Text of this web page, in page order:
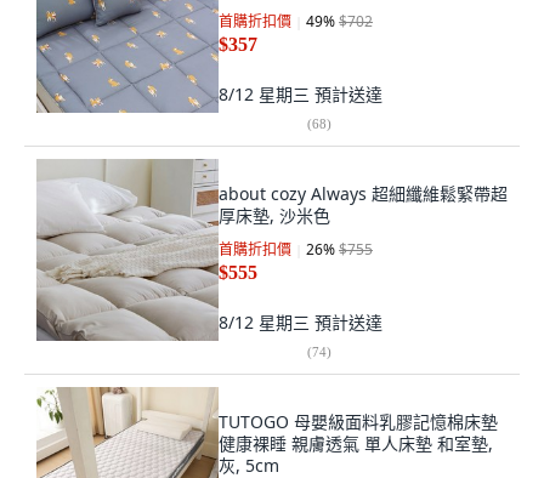
首購折扣價 49%$702
$357
8/12 星期三 預計送達
(68)
about cozy Always 超細纖維鬆緊帶超
厚床墊, 沙米色
首購折扣價 26%$755
$555
8/12 星期三 預計送達
(74)
TUTOGO 母嬰級面料乳膠記憶棉床墊
健康裸睡 親膚透氣 單人床墊 和室墊,
灰, 5cm